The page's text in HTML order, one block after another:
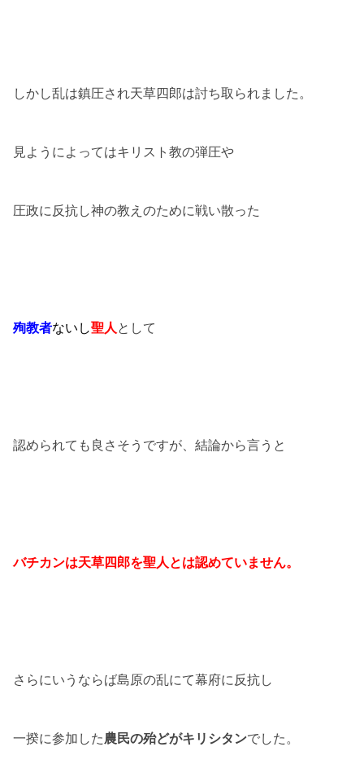
しかし乱は鎮圧され天草四郎は討ち取られました。
見ようによってはキリスト教の弾圧や
圧政に反抗し神の教えのために戦い散った
殉教者ないし聖人 として
認められても良さそうですが、結論から言うと
バチカンは天草四郎を聖人とは認めていません。
さらにいうならば島原の乱にて幕府に反抗し
一揆に参加した農民の殆どがキリシタンでした。